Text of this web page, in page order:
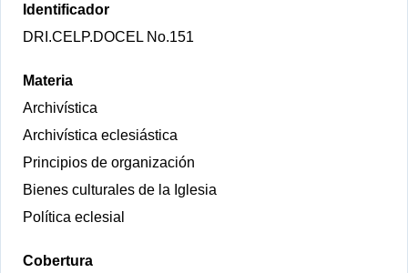
Identificador
DRI.CELP.DOCEL No.151
Materia
Archivística
Archivística eclesiástica
Principios de organización
Bienes culturales de la Iglesia
Política eclesial
Cobertura